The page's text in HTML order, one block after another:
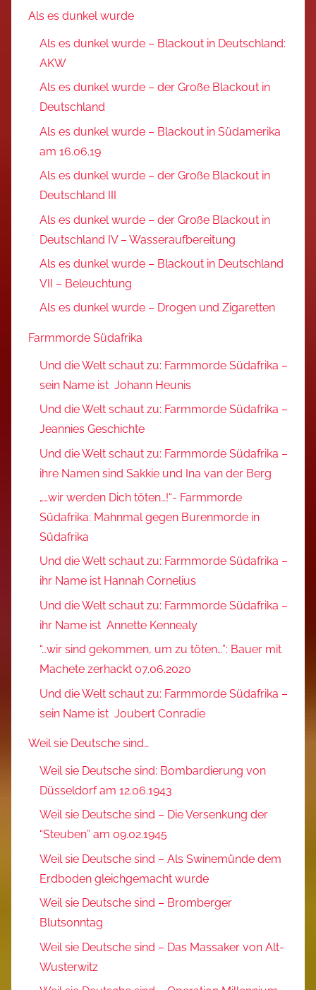
Als es dunkel wurde
Als es dunkel wurde – Blackout in Deutschland:
AKW
Als es dunkel wurde – der Große Blackout in
Deutschland
Als es dunkel wurde – Blackout in Südamerika
am 16.06.19
Als es dunkel wurde – der Große Blackout in
Deutschland III
Als es dunkel wurde – der Große Blackout in
Deutschland IV – Wasseraufbereitung
Als es dunkel wurde – Blackout in Deutschland
VII – Beleuchtung
Als es dunkel wurde – Drogen und Zigaretten
Farmmorde Südafrika
Und die Welt schaut zu: Farmmorde Südafrika –
sein Name ist Johann Heunis
Und die Welt schaut zu: Farmmorde Südafrika –
Jeannies Geschichte
Und die Welt schaut zu: Farmmorde Südafrika –
ihre Namen sind Sakkie und Ina van der Berg
„…wir werden Dich töten…!“- Farmmorde
Südafrika: Mahnmal gegen Burenmorde in
Südafrika
Und die Welt schaut zu: Farmmorde Südafrika –
ihr Name ist Hannah Cornelius
Und die Welt schaut zu: Farmmorde Südafrika –
ihr Name ist Annette Kennealy
“…wir sind gekommen, um zu töten…”: Bauer mit
Machete zerhackt 07.06.2020
Und die Welt schaut zu: Farmmorde Südafrika –
sein Name ist Joubert Conradie
Weil sie Deutsche sind…
Weil sie Deutsche sind: Bombardierung von
Düsseldorf am 12.06.1943
Weil sie Deutsche sind – Die Versenkung der
“Steuben” am 09.02.1945
Weil sie Deutsche sind – Als Swinemünde dem
Erdboden gleichgemacht wurde
Weil sie Deutsche sind – Bromberger
Blutsonntag
Weil sie Deutsche sind – Das Massaker von Alt-
Wusterwitz